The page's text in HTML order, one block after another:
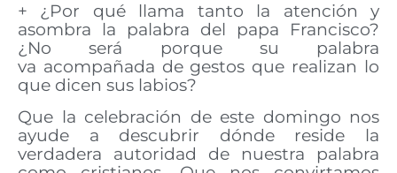
+ ¿Por qué llama tanto la atención y
asombra la palabra del papa Francisco?
¿No será porque su palabra
va acompañada de gestos que realizan lo
que dicen sus labios?
Que la celebración de este domingo nos
ayude a descubrir dónde reside la
verdadera autoridad de nuestra palabra